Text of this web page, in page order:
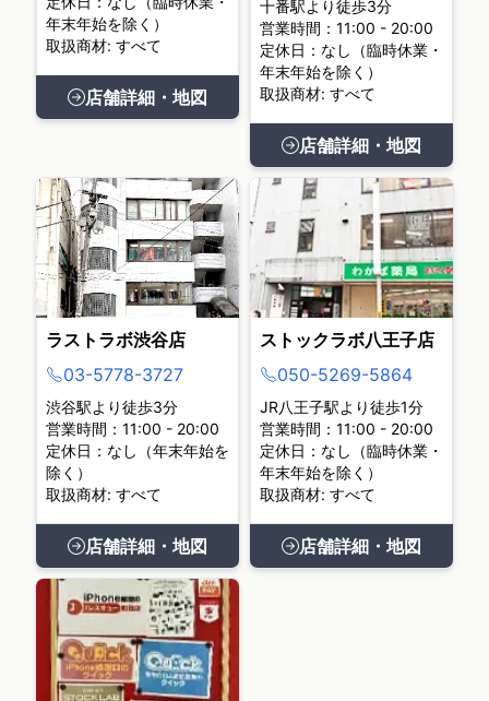
年末年始を除く）
取扱商材: すべて
店舗詳細・地図
十番駅より徒歩3分
営業時間：11:00 - 20:00
定休日：なし（臨時休業・
年末年始を除く）
取扱商材: すべて
店舗詳細・地図
ラストラボ渋谷店
03-5778-3727
渋谷駅より徒歩3分
営業時間：11:00 - 20:00
定休日：なし（年末年始を
除く）
取扱商材: すべて
店舗詳細・地図
ストックラボ八王子店
050-5269-5864
JR八王子駅より徒歩1分
営業時間：11:00 - 20:00
定休日：なし（臨時休業・
年末年始を除く）
取扱商材: すべて
店舗詳細・地図